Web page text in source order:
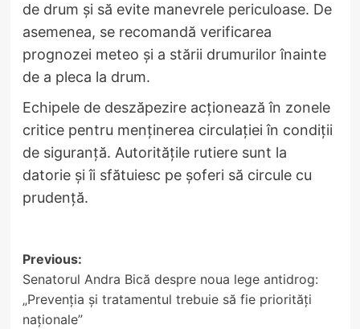
de drum și să evite manevrele periculoase. De
asemenea, se recomandă verificarea
prognozei meteo și a stării drumurilor înainte
de a pleca la drum.
Echipele de deszăpezire acționează în zonele
critice pentru menținerea circulației în condiții
de siguranță. Autoritățile rutiere sunt la
datorie și îi sfătuiesc pe șoferi să circule cu
prudență.
Post
navigation
Previous:
Senatorul Andra Bică despre noua lege antidrog:
„Prevenția și tratamentul trebuie să fie priorități
naționale”